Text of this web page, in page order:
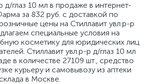
д/глаз 10 мл в продаже в интернет-
за 832 руб. с доставкой по
цены на Стиллавит увл.р-р
специальные условия на
косметику для юридических лиц
Стиллавит увл.р-р д/глаз 10 мл
в количестве 27109 шт., средство
курьеру и самовывозу из аптеки
в Москве.